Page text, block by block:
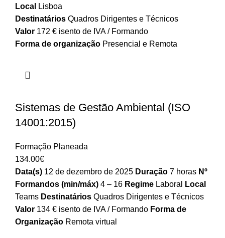
Local
Lisboa
Destinatários Quadros Dirigentes e Técnicos
Valor 172 € isento de IVA / Formando
Forma de organização Presencial e Remota
Sistemas de Gestão Ambiental (ISO
14001:2015)
Formação Planeada
134.00€
Data(s) 12 de dezembro de 2025 Duração 7 horas Nº
Formandos (min/máx) 4 – 16 Regime Laboral
Local
Teams Destinatários Quadros Dirigentes e Técnicos
Valor 134 € isento de IVA / Formando Forma de
Organização Remota virtual